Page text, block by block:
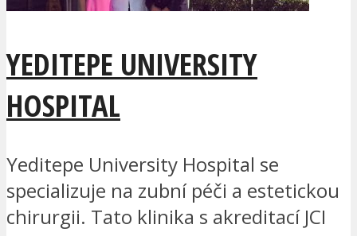
YEDITEPE UNIVERSITY
HOSPITAL
Yeditepe University Hospital se
specializuje na zubní péči a estetickou
chirurgii. Tato klinika s akreditací JCI